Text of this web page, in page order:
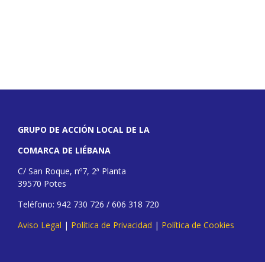
GRUPO DE ACCIÓN LOCAL DE LA
COMARCA DE LIÉBANA
C/ San Roque, nº7, 2ª Planta
39570 Potes
Teléfono: 942 730 726 / 606 318 720
Aviso Legal | Política de Privacidad | Política de Cookies